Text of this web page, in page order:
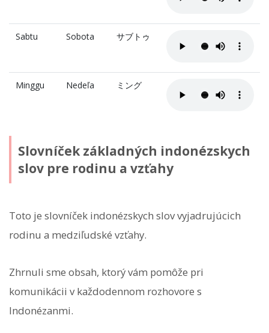
Sabtu Sobota サブトゥ
Minggu Nedeľa ミング
Slovníček základných indonézskych
slov pre rodinu a vzťahy
Toto je slovníček indonézskych slov vyjadrujúcich
rodinu a medziľudské vzťahy.
Zhrnuli sme obsah, ktorý vám pomôže pri
komunikácii v každodennom rozhovore s
Indonézanmi.